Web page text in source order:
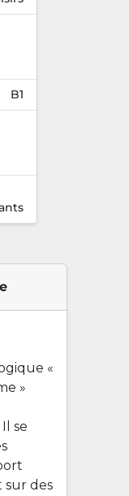
B1
«
»
se
sur des